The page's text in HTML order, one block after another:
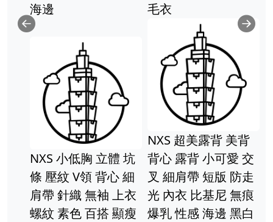
低胸 立體 坑
V領 背心 細
織 無袖 上衣
色 百搭 顯瘦
NXS 超美露背 美背
背心 露背 小可愛 交
叉 細肩帶 短版 防走
光 內衣 比基尼 無痕
爆乳 性感 海邊 黑白
NXS 正
箍 髮帶
面 壓紋
厚 立體
Previous